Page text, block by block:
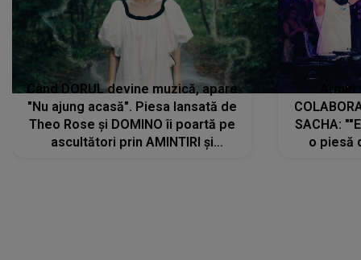
Când DORUL devine muzică, apare
"Nu ajung acasă". Piesa lansată de
Theo Rose și DOMINO îi poartă pe
ascultători prin AMINTIRI și
SACHA:
o piesă